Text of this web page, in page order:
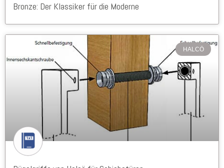
Bronze: Der Klassiker für die Moderne
HALCÖ